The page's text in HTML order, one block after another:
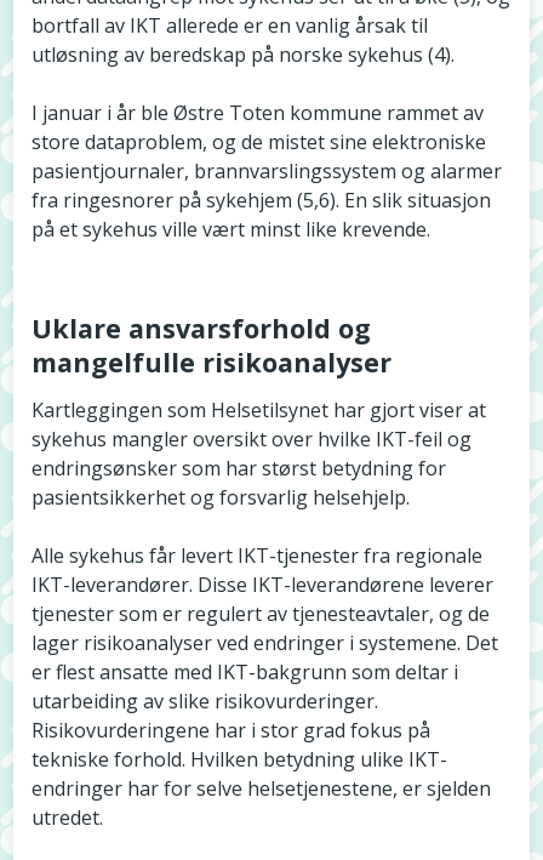
bortfall av IKT allerede er en vanlig årsak til
utløsning av beredskap på norske sykehus (4).
I januar i år ble Østre Toten kommune rammet av
store dataproblem, og de mistet sine elektroniske
pasientjournaler, brannvarslingssystem og alarmer
fra ringesnorer på sykehjem (5,6). En slik situasjon
på et sykehus ville vært minst like krevende.
Uklare ansvarsforhold og
mangelfulle risikoanalyser
Kartleggingen som Helsetilsynet har gjort viser at
sykehus mangler oversikt over hvilke IKT-feil og
endringsønsker som har størst betydning for
pasientsikkerhet og forsvarlig helsehjelp.
Alle sykehus får levert IKT-tjenester fra regionale
IKT-leverandører. Disse IKT-leverandørene leverer
tjenester som er regulert av tjenesteavtaler, og de
lager risikoanalyser ved endringer i systemene. Det
er flest ansatte med IKT-bakgrunn som deltar i
utarbeiding av slike risikovurderinger.
Risikovurderingene har i stor grad fokus på
tekniske forhold. Hvilken betydning ulike IKT-
endringer har for selve helsetjenestene, er sjelden
utredet.